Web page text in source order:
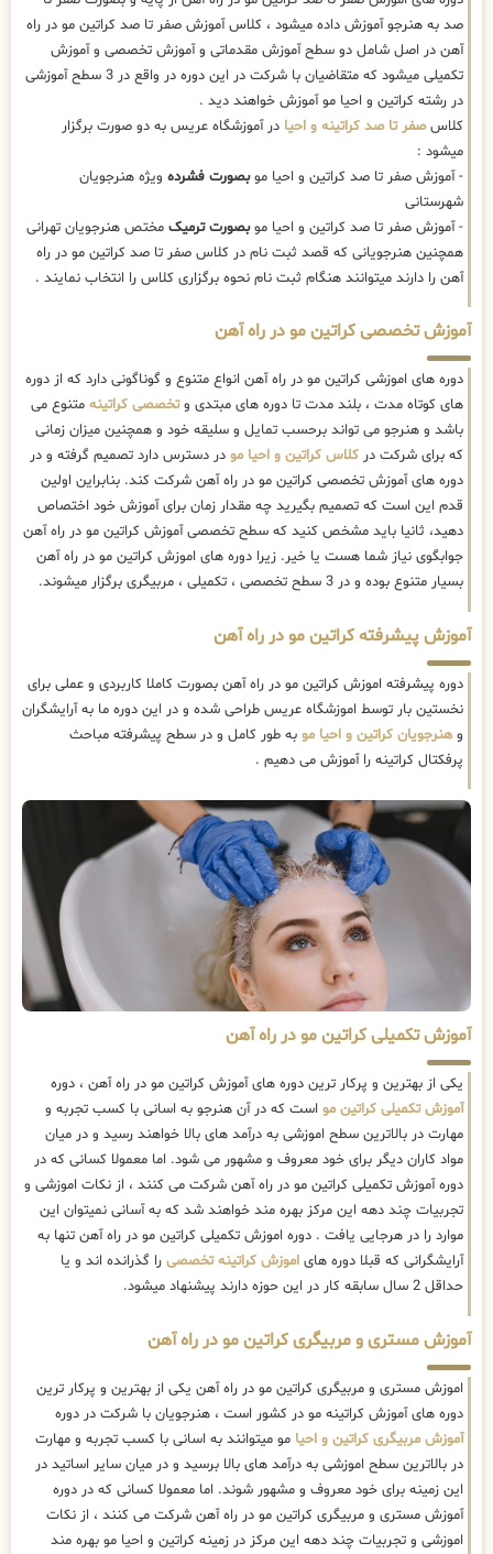
صد به هنرجو آموزش داده میشود ، کلاس آموزش صفر تا صد کراتین مو در راه
آهن در اصل شامل دو سطح آموزش مقدماتی و آموزش تخصصی و آموزش
تکمیلی میشود که متقاضیان با شرکت در این دوره در واقع در 3 سطح آموزشی
در رشته کراتین و احیا مو آموزش خواهند دید .
کلاسصفر تا صد کراتینه و احیا در آموزشگاه عریس به دو صورت برگزار
میشود :
- آموزش صفر تا صد کراتین و احیا موبصورت فشرده ویژه هنرجویان
شهرستانی
- آموزش صفر تا صد کراتین و احیا موبصورت ترمیک مختص هنرجویان تهرانی
همچنین هنرجویانی که قصد ثبت نام در کلاس صفر تا صد کراتین مو در راه
آهن را دارند میتوانند هنگام ثبت نام نحوه برگزاری کلاس را انتخاب نمایند .
آموزش تخصصی کراتین مو در راه آهن
دوره های اموزشی کراتین مو در راه آهن انواع متنوع و گوناگونی دارد که از دوره
های کوتاه مدت ، بلند مدت تا دوره های مبتدی وتخصصی کراتینه متنوع می
باشد و هنرجو می تواند برحسب تمایل و سلیقه خود و همچنین میزان زمانی
که برای شرکت در کلاس کراتین و احیا مو در دسترس دارد تصمیم گرفته و در
دوره های آموزش تخصصی کراتین مو در راه آهن شرکت کند. بنابراین اولین
قدم این است که تصمیم بگیرید چه مقدار زمان برای آموزش خود اختصاص
دهید، ثانیا باید مشخص کنید که سطح تخصصی آموزش کراتین مو در راه آهن
جوابگوی نیاز شما هست یا خیر. زیرا دوره های اموزش کراتین مو در راه آهن
بسیار متنوع بوده و در 3 سطح تخصصی ، تکمیلی ، مربیگری برگزار میشوند.
آموزش پیشرفته کراتین مو در راه آهن
دوره پیشرفته اموزش کراتین مو در راه آهن بصورت کاملا کاربردی و عملی برای
نخستین بار توسط اموزشگاه عریس طراحی شده و در این دوره ما به آرایشگران
و هنرجویان کراتین و احیا مو به طور کامل و در سطح پیشرفته مباحث
پرفکتال کراتینه را آموزش می دهیم .
آموزش تکمیلی کراتین مو در راه آهن
یکی از بهترین و پرکار ترین دوره های آموزش کراتین مو در راه آهن ، دوره
آموزش تکمیلی کراتین مو است که در آن هنرجو به اسانی با کسب تجربه و
مهارت در بالاترین سطح اموزشی به درآمد های بالا خواهند رسید و در میان
مواد کاران دیگر برای خود معروف و مشهور می شود. اما معمولا کسانی که در
دوره آموزش تکمیلی کراتین مو در راه آهن شرکت می کنند ، از نکات اموزشی و
تجربیات چند دهه این مرکز بهره مند خواهند شد که به آسانی نمیتوان این
موارد را در هرجایی یافت . دوره اموزش تکمیلی کراتین مو در راه آهن تنها به
آرایشگرانی که قبلا دوره های اموزش کراتینه تخصصی را گذرانده اند و یا
حداقل 2 سال سابقه کار در این حوزه دارند پیشنهاد میشود.
آموزش مستری و مربیگری کراتین مو در راه آهن
اموزش مستری و مربیگری کراتین مو در راه آهن یکی از بهترین و پرکار ترین
دوره های آموزش کراتینه مو در کشور است ، هنرجویان با شرکت در دوره
آموزش مربیگری کراتین و احیا مو میتوانند به اسانی با کسب تجربه و مهارت
در بالاترین سطح اموزشی به درآمد های بالا برسید و در میان سایر اساتید در
این زمینه برای خود معروف و مشهور شوند. اما معمولا کسانی که در دوره
آموزش مستری و مربیگری کراتین مو در راه آهن شرکت می کنند ، از نکات
اموزشی و تجربیات چند دهه این مرکز در زمینه کراتین و احیا مو بهره مند